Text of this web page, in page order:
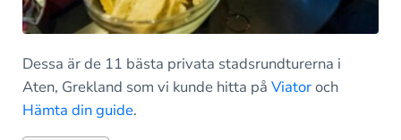
Dessa är de 11 bästa privata stadsrundturerna i
Aten, Grekland som vi kunde hitta på Viatoroch
Hämta din guide.